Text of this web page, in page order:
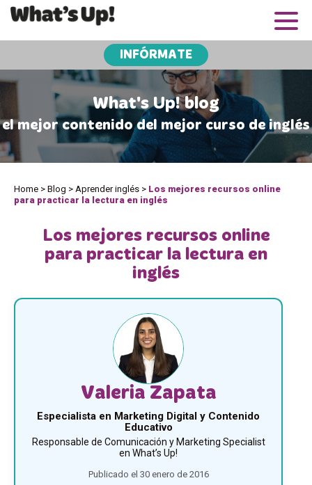
INFÓRMATE
What's Up! blog
el mejor contenido del mejor curso de inglés
Home > Blog > Aprender inglés > Los mejores recursos online
para practicar la lectura en inglés
Los mejores recursos online
para practicar la lectura en
inglés
Valeria Zapata
Especialista en Marketing Digital y Contenido
Educativo
Responsable de Comunicación y Marketing Specialist
en What’s Up!
Publicado el 30 enero de 2016